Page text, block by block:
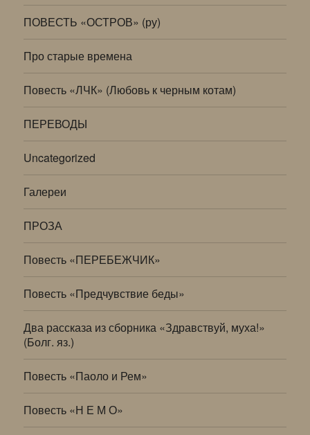
ПОВЕСТЬ «ОСТРОВ» (ру)
Про старые времена
Повесть «ЛЧК» (Любовь к черным котам)
ПЕРЕВОДЫ
Uncategorized
Галереи
ПРОЗА
Повесть «ПЕРЕБЕЖЧИК»
Повесть «Предчувствие беды»
Два рассказа из сборника «Здравствуй, муха!»
(Болг. яз.)
Повесть «Паоло и Рем»
Повесть «Н Е М О»